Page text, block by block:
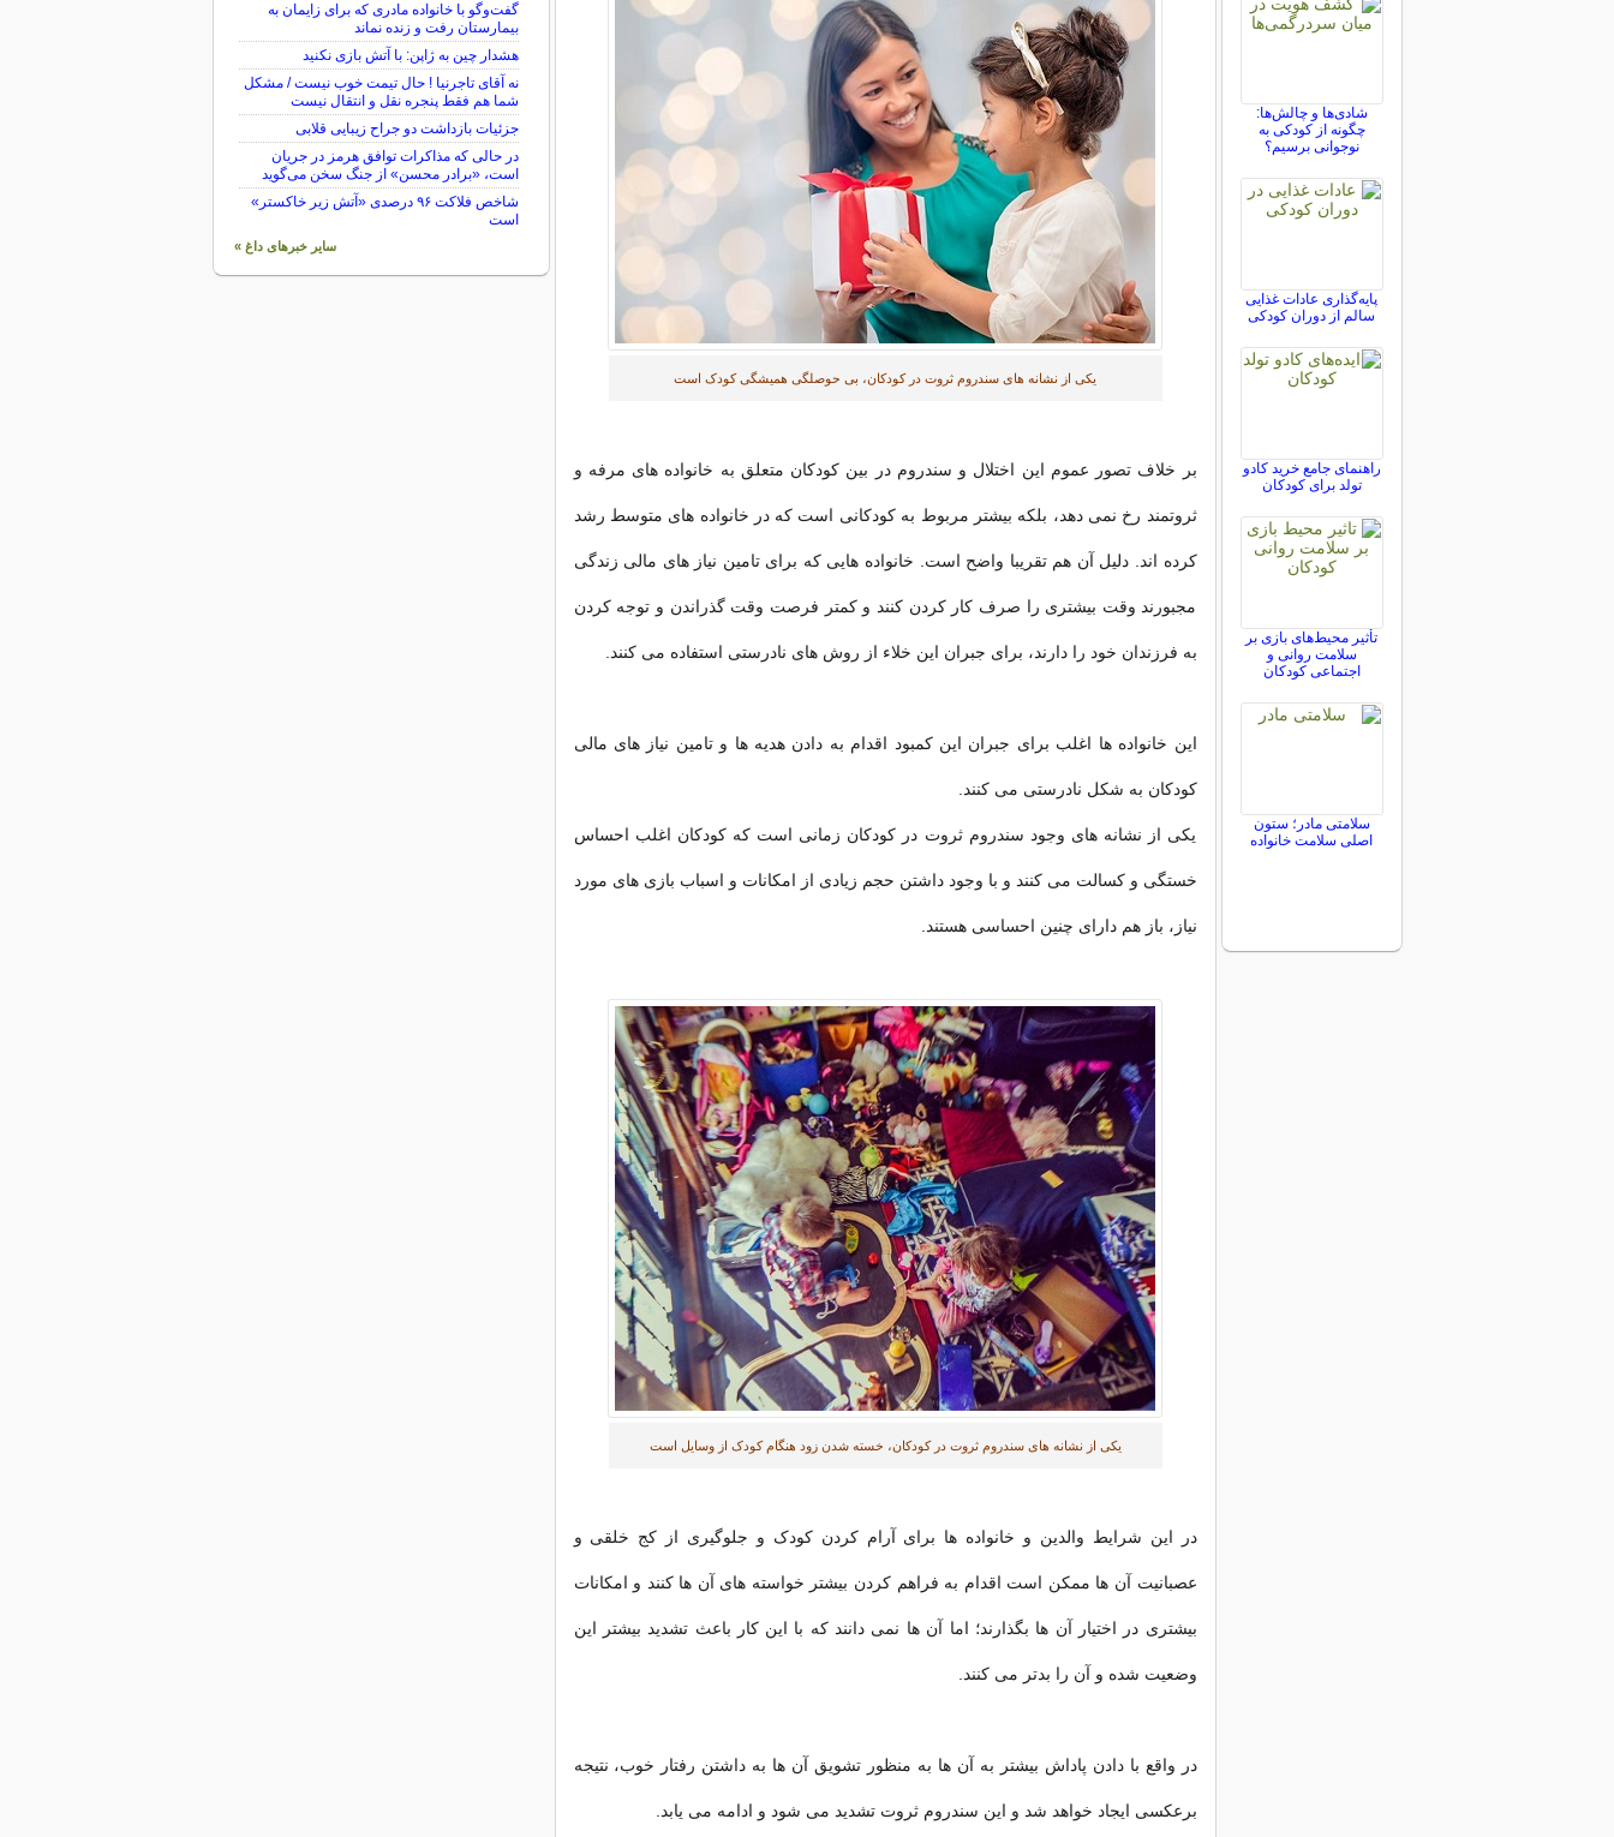
یکی از نشانه های سندروم ثروت در کودکان، بی حوصلگی همیشگی کودک است
بر خلاف تصور عموم این اختلال و سندروم در بین کودکان متعلق به خانواده های مرفه و
ثروتمند رخ نمی دهد، بلکه بیشتر مربوط به کودکانی است که در خانواده های متوسط رشد
کرده اند. دلیل آن هم تقریبا واضح است. خانواده هایی که برای تامین نیاز های مالی زندگی
مجبورند وقت بیشتری را صرف کار کردن کنند و کمتر فرصت وقت گذراندن و توجه کردن
به فرزندان خود را دارند، برای جبران این خلاء از روش های نادرستی استفاده می کنند.
این خانواده ها اغلب برای جبران این کمبود اقدام به دادن هدیه ها و تامین نیاز های مالی
کودکان به شکل نادرستی می کنند.
یکی از نشانه های وجود سندروم ثروت در کودکان زمانی است که کودکان اغلب احساس
خستگی و کسالت می کنند و با وجود داشتن حجم زیادی از امکانات و اسباب بازی های مورد
نیاز، باز هم دارای چنین احساسی هستند.
یکی از نشانه های سندروم ثروت در کودکان، خسته شدن زود هنگام کودک از وسایل است
در این شرایط والدین و خانواده ها برای آرام کردن کودک و جلوگیری از کج خلقی و
عصبانیت آن ها ممکن است اقدام به فراهم کردن بیشتر خواسته های آن ها کنند و امکانات
بیشتری در اختیار آن ها بگذارند؛ اما آن ها نمی دانند که با این کار باعث تشدید بیشتر این
وضعیت شده و آن را بدتر می کنند.
در واقع با دادن پاداش بیشتر به آن ها به منظور تشویق آن ها به داشتن رفتار خوب، نتیجه
برعکسی ایجاد خواهد شد و این سندروم ثروت تشدید می شود و ادامه می یابد.
شادی‌ها و چالش‌ها:
چگونه از کودکی به
نوجوانی برسیم؟
پایه‌گذاری عادات غذایی
سالم از دوران کودکی
راهنمای جامع خرید کادو
تولد برای کودکان
تأثیر محیط‌های بازی بر
سلامت روانی و
اجتماعی کودکان
سلامتی مادر؛ ستون
اصلی سلامت خانواده
گفت‌وگو با خانواده مادری که برای زایمان به
بیمارستان رفت و زنده نماند
هشدار چین به ژاپن: با آتش بازی نکنید
نه آقای تاجرنیا ! حال تیمت خوب نیست / مشکل
شما هم فقط پنجره نقل و انتقال نیست
جزئیات بازداشت دو جراح زیبایی قلابی
در حالی که مذاکرات توافق هرمز در جریان
است، «برادر محسن» از جنگ سخن می‌گوید
شاخص فلاکت ۹۶ درصدی «آتش زیر خاکستر»
است
سایر خبرهای داغ »